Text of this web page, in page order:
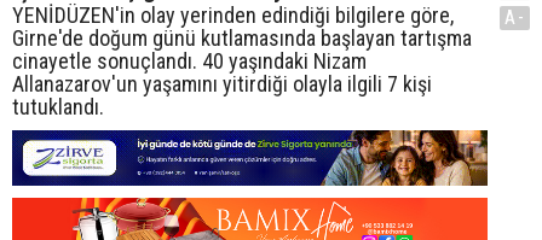
YENİDÜZEN'in olay yerinden edindiği bilgilere göre,
Girne'de doğum günü kutlamasında başlayan tartışma
cinayetle sonuçlandı. 40 yaşındaki Nizam
Allanazarov'un yaşamını yitirdiği olayla ilgili 7 kişi
tutuklandı.
A-